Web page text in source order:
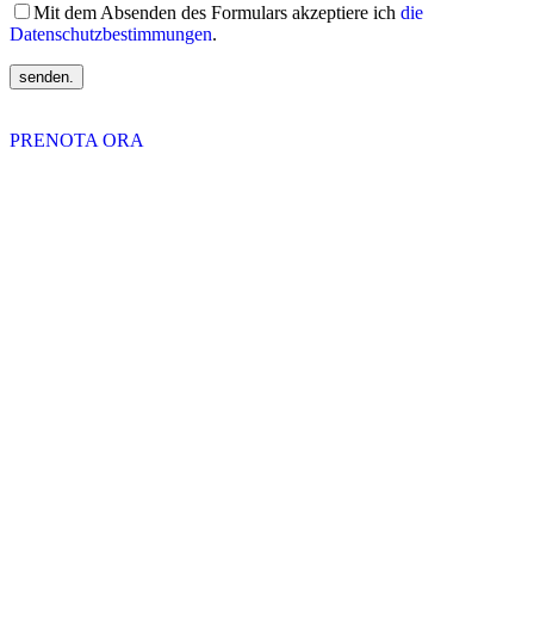
Mit dem Absenden des Formulars akzeptiere ich die
Datenschutzbestimmungen.
senden.
PRENOTA ORA